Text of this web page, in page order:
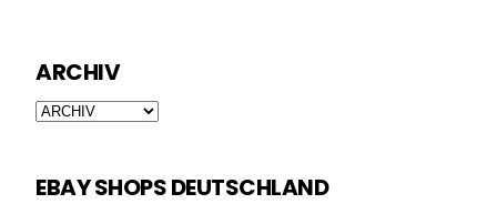
ARCHIV
EBAY SHOPS DEUTSCHLAND